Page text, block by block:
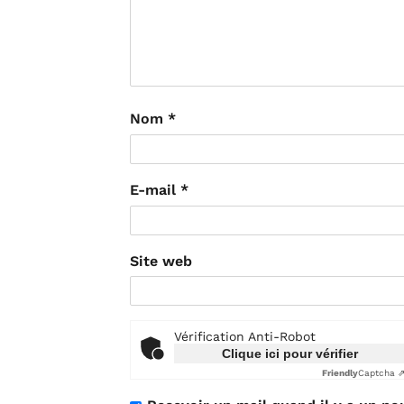
Nom *
E-mail *
Site web
Vérification Anti-Robot
Clique ici pour vérifier
FriendlyCaptcha ⇗